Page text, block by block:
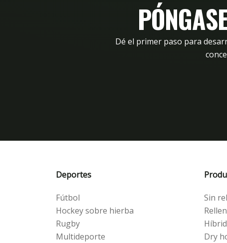
Dé el primer paso para
Deportes
Fútbol
Hockey sobre hierba
Rugby
Multideporte
Sin
Dry